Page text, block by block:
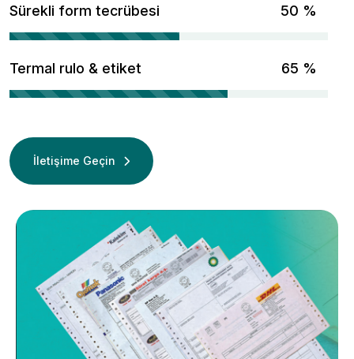
Sürekli form tecrübesi 67 %
Termal rulo & etiket 86 %
İletişime Geçin